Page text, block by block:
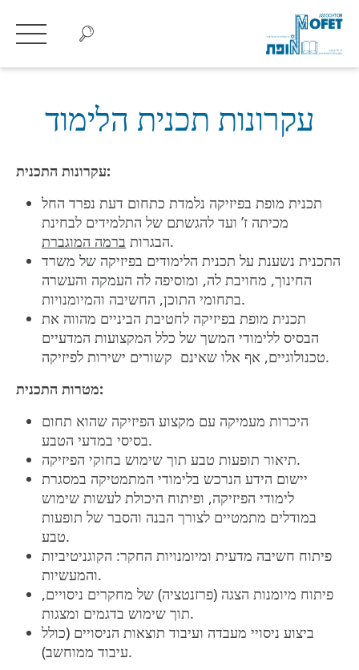
עקרונות תכנית הלימוד
עקרונות התכנית
:
תכנית מופת בפיזיקה נלמדת כתחום דעת נפרד החל
מכיתה ז’ ועד להגשתם של התלמידים לבחינת
הבגרות ברמה המוגברת
.
התכנית נשענת על תכנית הלימודים בפיזיקה של משרד
החינוך, מחויבת לה, ומוסיפה לה העמקה והעשרה
בתחומי התוכן, החשיבה והמיומנויות.
תכנית מופת בפיזיקה לחטיבת הביניים מהווה את
הבסיס ללימודי המשך של כלל המקצועות המדעיים
טכנולוגיים, אף אלו שאינם קשורים ישירות לפיזיקה.
מטרות התכנית:
היכרות מעמיקה עם מקצוע הפיזיקה שהוא תחום
בסיסי במדעי הטבע.
תיאור תופעות טבע תוך שימוש בחוקי הפיזיקה.
יישום הידע הנרכש בלימודי המתמטיקה במסגרת
לימודי הפיזיקה, ופיתוח היכולת לעשות שימוש
במודלים מתמטיים לצורך הבנה והסבר של תופעות
טבע.
פיתוח חשיבה מדעית ומיומנויות החקר: הקוגניטיביות
והמעשיות.
פיתוח מיומנות הצגה (פרזנטציה) של מחקרים ניסויים,
תוך שימוש בדגמים ומצגות.
ביצוע ניסויי מעבדה ועיבוד תוצאות הניסויים (כולל
עיבוד ממוחשב).